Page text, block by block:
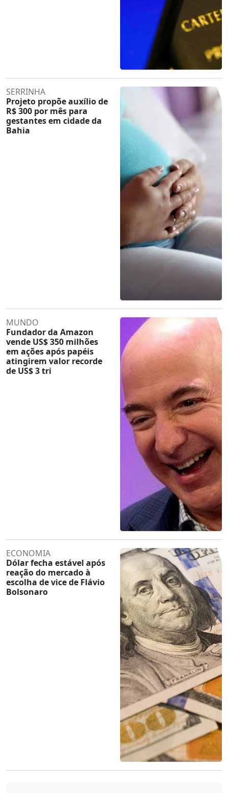
SERRINHA
Projeto propõe auxílio de
R$ 300 por mês para
gestantes em cidade da
Bahia
MUNDO
Fundador da Amazon
vende US$ 350 milhões
em ações após papéis
atingirem valor recorde
de US$ 3 tri
ECONOMIA
Dólar fecha estável após
reação do mercado à
escolha de vice de Flávio
Bolsonaro